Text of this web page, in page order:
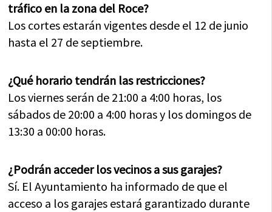
tráfico en la zona del Roce?
Los cortes estarán vigentes desde el 12 de junio
hasta el 27 de septiembre.
¿Qué horario tendrán las restricciones?
Los viernes serán de 21:00 a 4:00 horas, los
sábados de 20:00 a 4:00 horas y los domingos de
13:30 a 00:00 horas.
¿Podrán acceder los vecinos a sus garajes?
Sí. El Ayuntamiento ha informado de que el
acceso a los garajes estará garantizado durante